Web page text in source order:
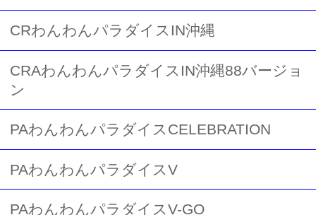
CRわんわんパラダイスIN沖縄
CRAわんわんパラダイスIN沖縄88バージョ
ン
PAわんわんパラダイスCELEBRATION
PAわんわんパラダイスV
PAわんわんパラダイスV-GO